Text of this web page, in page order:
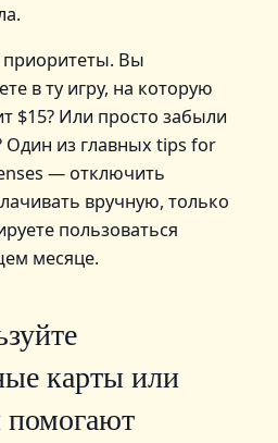
приоритеты. Вы
в ту игру, на которую
$15? Или просто забыли
Один из главных tips for
— отключить
вручную, только
пользоваться
месяце.
карты или